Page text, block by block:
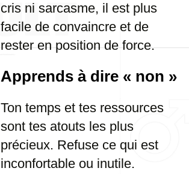
cris ni sarcasme, il est plus
facile de convaincre et de
rester en position de force.
Apprends à dire « non »
Ton temps et tes ressources
sont tes atouts les plus
précieux. Refuse ce qui est
inconfortable ou inutile.